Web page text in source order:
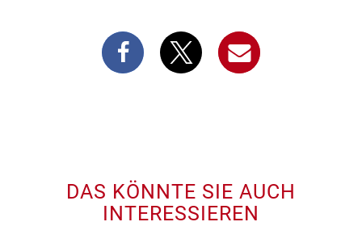
DAS KÖNNTE SIE AUCH
INTERESSIEREN